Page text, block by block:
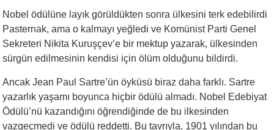
Nobel ödülüne layık görüldükten sonra ülkesini terk edebilirdi
Pasternak, ama o kalmayı yeğledi ve Komünist Parti Genel
Sekreteri Nikita Kuruşçev’e bir mektup yazarak, ülkesinden
sürgün edilmesinin kendisi için ölüm olduğunu bildirdi.
Ancak Jean Paul Sartre’ün öyküsü biraz daha farklı. Sartre
yazarlık yaşamı boyunca hiçbir ödülü almadı. Nobel Edebiyat
Ödülü’nü kazandığını öğrendiğinde de bu ilkesinden
vazgeçmedi ve ödülü reddetti. Bu tavrıyla, 1901 yılından bu